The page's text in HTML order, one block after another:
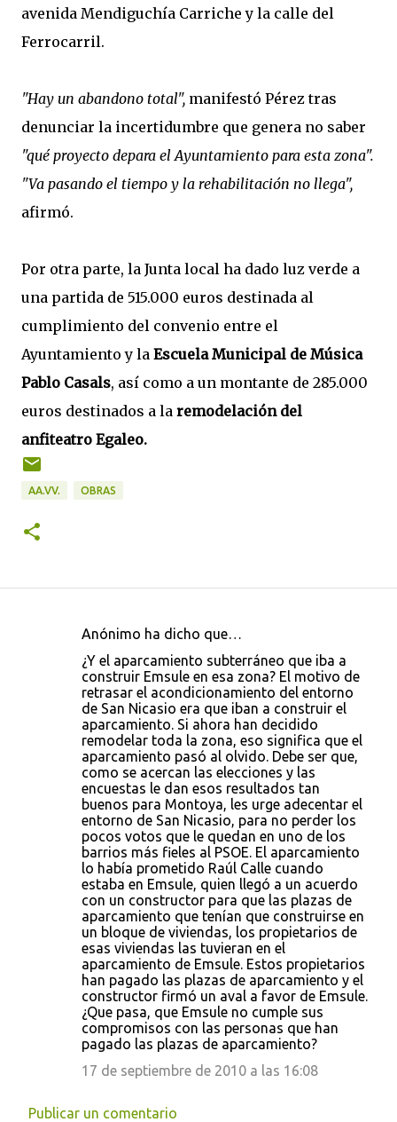
avenida Mendiguchía Carriche y la calle del
Ferrocarril.
"Hay un abandono total", manifestó Pérez tras
denunciar la incertidumbre que genera no saber
"qué proyecto depara el Ayuntamiento para esta zona".
"Va pasando el tiempo y la rehabilitación no llega",
afirmó.
Por otra parte, la Junta local ha dado luz verde a
una partida de 515.000 euros destinada al
cumplimiento del convenio entre el
Ayuntamiento y la Escuela Municipal de Música
Pablo Casals, así como a un montante de 285.000
euros destinados a la remodelación del
anfiteatro Egaleo.
AA.VV. OBRAS
Anónimo ha dicho que…
¿Y el aparcamiento subterráneo que iba a
construir Emsule en esa zona? El motivo de
retrasar el acondicionamiento del entorno
de San Nicasio era que iban a construir el
aparcamiento. Si ahora han decidido
remodelar toda la zona, eso significa que el
aparcamiento pasó al olvido. Debe ser que,
como se acercan las elecciones y las
encuestas le dan esos resultados tan
buenos para Montoya, les urge adecentar el
entorno de San Nicasio, para no perder los
pocos votos que le quedan en uno de los
barrios más fieles al PSOE. El aparcamiento
lo había prometido Raúl Calle cuando
estaba en Emsule, quien llegó a un acuerdo
con un constructor para que las plazas de
aparcamiento que tenían que construirse en
un bloque de viviendas, los propietarios de
esas viviendas las tuvieran en el
aparcamiento de Emsule. Estos propietarios
han pagado las plazas de aparcamiento y el
constructor firmó un aval a favor de Emsule.
¿Que pasa, que Emsule no cumple sus
compromisos con las personas que han
pagado las plazas de aparcamiento?
17 de septiembre de 2010 a las 16:08
Publicar un comentario